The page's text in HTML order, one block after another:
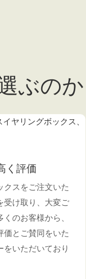
ぶのか
く評価
クスをご注文いた
受け取り、大変ご
のお客様から、
価とご賛同をいた
いただいており